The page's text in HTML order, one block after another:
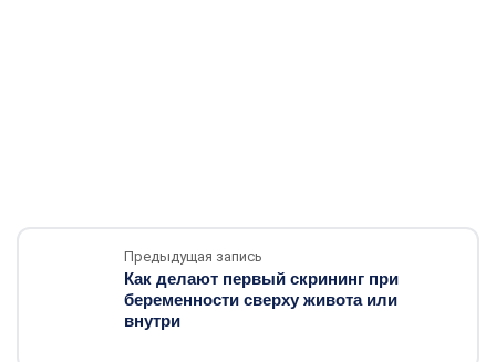
Предыдущая запись
Как делают первый скрининг при
беременности сверху живота или
внутри